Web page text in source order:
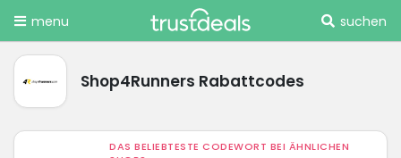
menu suchen
Shop4Runners Rabattcodes
DAS BELIEBTESTE CODEWORT BEI ÄHNLICHEN